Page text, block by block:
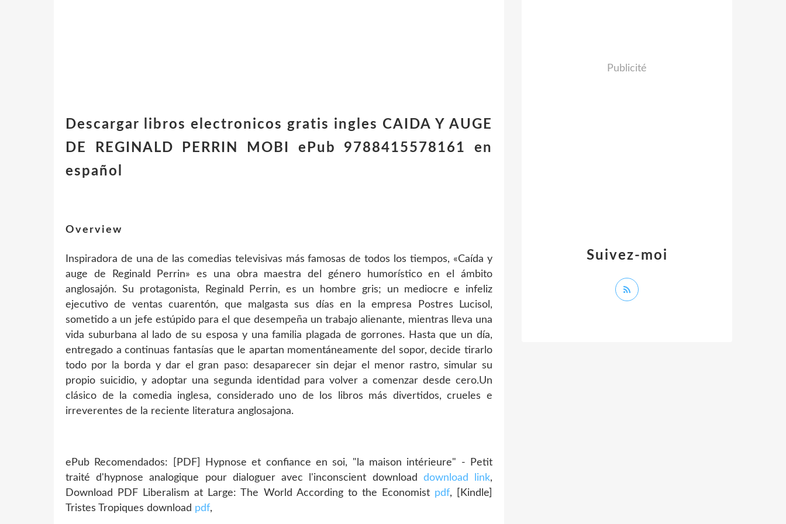
Descargar libros electronicos gratis ingles CAIDA Y AUGE
DE REGINALD PERRIN MOBI ePub 9788415578161 en
español
Overview
Inspiradora de una de las comedias televisivas más famosas de todos los tiempos, «Caída y
auge de Reginald Perrin» es una obra maestra del género humorístico en el ámbito
anglosajón. Su protagonista, Reginald Perrin, es un hombre gris; un mediocre e infeliz
ejecutivo de ventas cuarentón, que malgasta sus días en la empresa Postres Lucisol,
sometido a un jefe estúpido para el que desempeña un trabajo alienante, mientras lleva una
vida suburbana al lado de su esposa y una familia plagada de gorrones. Hasta que un día,
entregado a continuas fantasías que le apartan momentáneamente del sopor, decide tirarlo
todo por la borda y dar el gran paso: desaparecer sin dejar el menor rastro, simular su
propio suicidio, y adoptar una segunda identidad para volver a comenzar desde cero.Un
clásico de la comedia inglesa, considerado uno de los libros más divertidos, crueles e
irreverentes de la reciente literatura anglosajona.
ePub Recomendados: [PDF] Hypnose et confiance en soi, "la maison intérieure" - Petit
traité d'hypnose analogique pour dialoguer avec l'inconscient download download link,
Download PDF Liberalism at Large: The World According to the Economist pdf, [Kindle]
Tristes Tropiques download pdf,
Suivez-moi
Publicité